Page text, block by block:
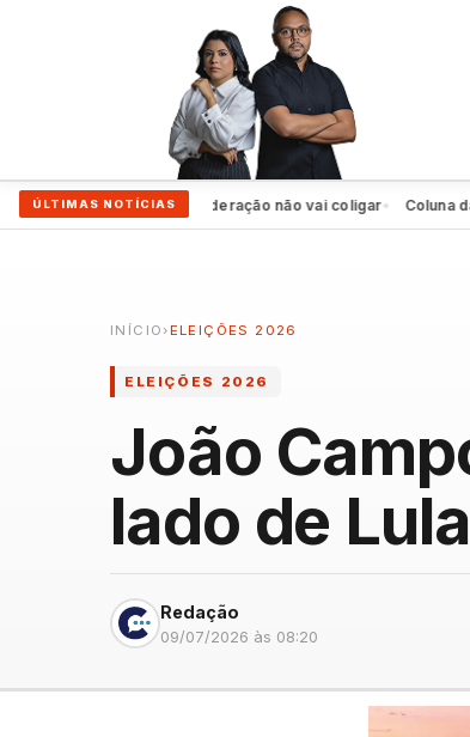
ÚLTIMAS NOTÍCIAS
apoia Raquel, mas federação não vai coligar● Coluna da
INÍCIO ›ELEIÇÕES 2026
ELEIÇÕES 2026
João
lado de
Redação
09/07/2026 às 08:20